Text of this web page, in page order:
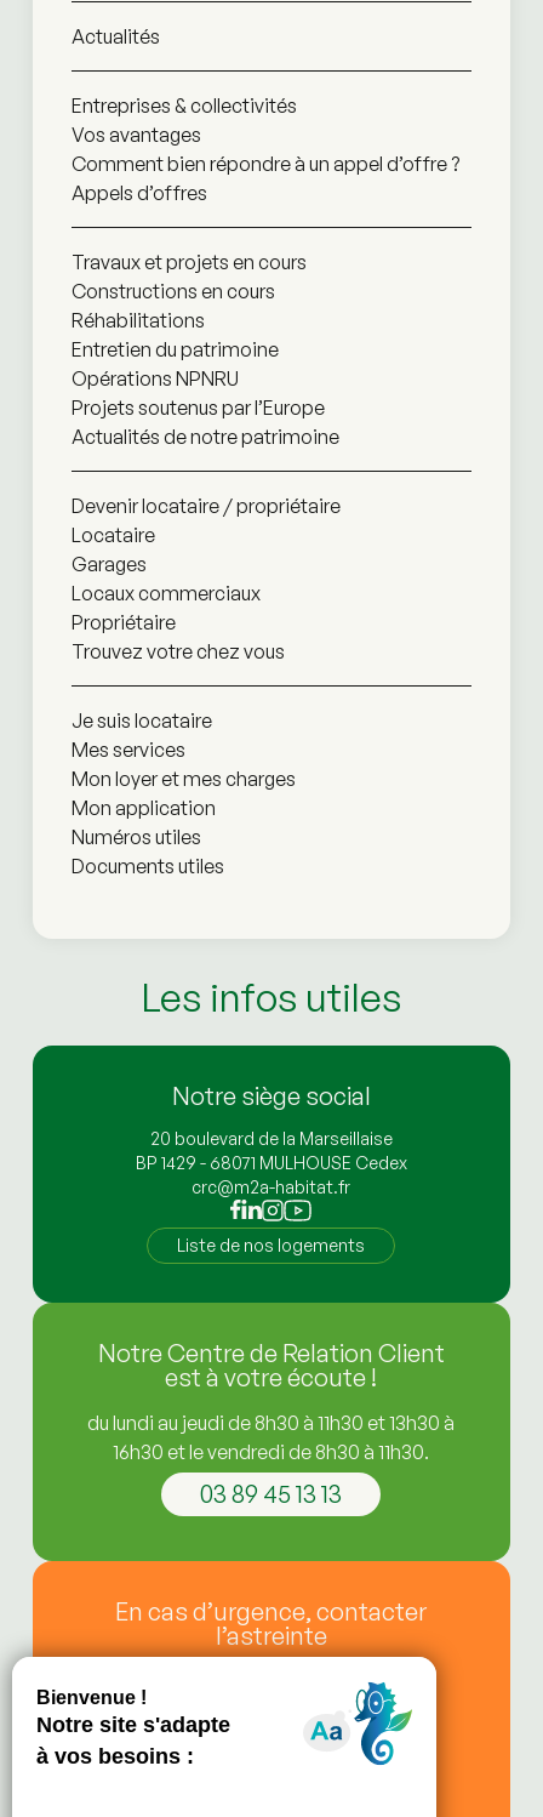
Actualités
Entreprises & collectivités
Vos avantages
Comment bien répondre à un appel d’offre ?
Appels d’offres
Travaux et projets en cours
Constructions en cours
Réhabilitations
Entretien du patrimoine
Opérations NPNRU
Projets soutenus par l’Europe
Actualités de notre patrimoine
Devenir locataire / propriétaire
Locataire
Garages
Locaux commerciaux
Propriétaire
Trouvez votre chez vous
Je suis locataire
Mes services
Mon loyer et mes charges
Mon application
Numéros utiles
Documents utiles
Les infos utiles
Notre siège social
20 boulevard de la Marseillaise
BP 1429 - 68071 MULHOUSE Cedex
crc@m2a-habitat.fr
Liste de nos logements
Notre Centre de Relation Client
est à votre écoute !
du lundi au jeudi de 8h30 à 11h30 et 13h30 à
16h30 et le vendredi de 8h30 à 11h30.
03 89 45 13 13
En cas d’urgence, contacter
l’astreinte
le vendredi après 11h30,
les week-ends et jours fériés.